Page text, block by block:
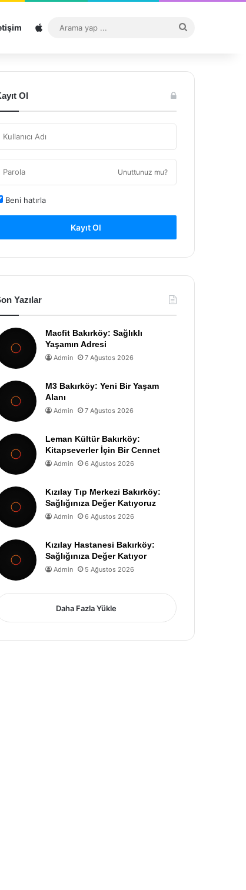
Sitemap
...
Ol
Unuttunuz mu?
Beni hatırla
Kayıt Ol
Yazılar
Macfit Bakırköy: Sağlıklı
Yaşamın Adresi
Admin 7 Ağustos 2026
M3 Bakırköy: Yeni Bir Yaşam
Alanı
Admin 7 Ağustos 2026
Leman Kültür Bakırköy:
Kitapseverler İçin Bir Cennet
Admin 6 Ağustos 2026
Kızılay Tıp Merkezi Bakırköy:
Sağlığınıza Değer Katıyoruz
Admin 6 Ağustos 2026
Kızılay Hastanesi Bakırköy:
Sağlığınıza Değer Katıyor
Admin 5 Ağustos 2026
Daha Fazla Yükle